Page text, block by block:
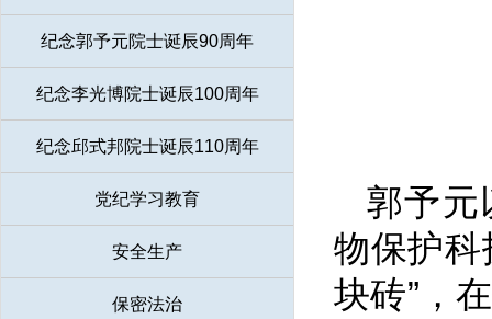
纪念郭予元院士诞辰90周年
纪念李光博院士诞辰100周年
纪念邱式邦院士诞辰110周年
党纪学习教育
安全生产
保密法治
郭予元
物保护科
块砖”，